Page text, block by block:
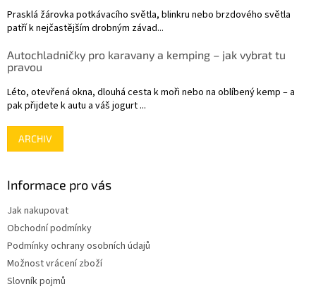
Prasklá žárovka potkávacího světla, blinkru nebo brzdového světla
patří k nejčastějším drobným závad...
Autochladničky pro karavany a kemping – jak vybrat tu
pravou
Léto, otevřená okna, dlouhá cesta k moři nebo na oblíbený kemp – a
pak přijdete k autu a váš jogurt ...
ARCHIV
Informace pro vás
Jak nakupovat
Obchodní podmínky
Podmínky ochrany osobních údajů
Možnost vrácení zboží
Slovník pojmů